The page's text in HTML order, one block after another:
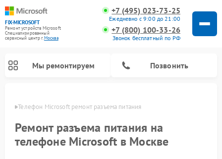
FIX-MICROSOFT
Ремонт устройств Microsoft
Специализированный
cервисный центр г.Москва
+7 (495) 023-73-25
Ежедневно с 9:00 до 21:00
+7 (800) 100-33-26
Звонок бесплатный по РФ
Мы ремонтируем Позвонить
Телефон Microsoft ремонт разъема питания
Ремонт разъема питания на
телефоне Microsoft в Москве